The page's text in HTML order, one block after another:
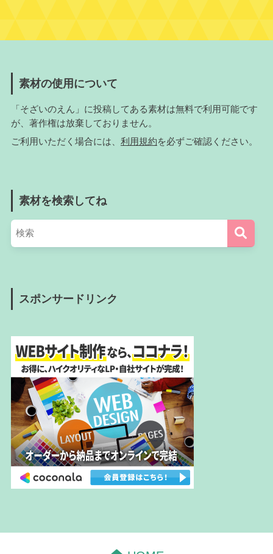
素材の使用について
「そざいのえん」に投稿してある素材は無料で利用可能です
が、著作権は放棄しておりません。
ご利用いただく場合には、 利用規約を必ずご確認ください。
素材を検索してね
スポンサードリンク